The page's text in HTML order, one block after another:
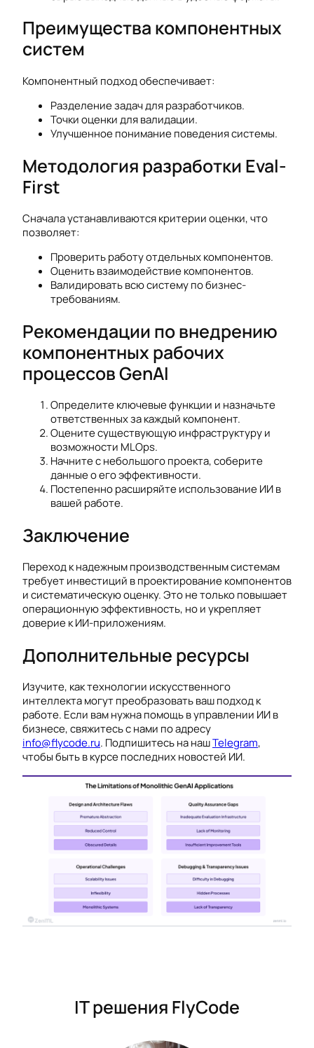
Преимущества компонентных
систем
Компонентный подход обеспечивает:
Разделение задач для разработчиков.
Точки оценки для валидации.
Улучшенное понимание поведения системы.
Методология разработки Eval-
First
Сначала устанавливаются критерии оценки, что
позволяет:
Проверить работу отдельных компонентов.
Оценить взаимодействие компонентов.
Валидировать всю систему по бизнес-
требованиям.
Рекомендации по внедрению
компонентных рабочих
процессов GenAI
Определите ключевые функции и назначьте
ответственных за каждый компонент.
Оцените существующую инфраструктуру и
возможности MLOps.
Начните с небольшого проекта, соберите
данные о его эффективности.
Постепенно расширяйте использование ИИ в
вашей работе.
Заключение
Переход к надежным производственным системам
требует инвестиций в проектирование компонентов
и систематическую оценку. Это не только повышает
операционную эффективность, но и укрепляет
доверие к ИИ-приложениям.
Дополнительные ресурсы
Изучите, как технологии искусственного
интеллекта могут преобразовать ваш подход к
работе. Если вам нужна помощь в управлении ИИ в
бизнесе, свяжитесь с нами по адресу
info@flycode.ru. Подпишитесь на нашTelegram,
чтобы быть в курсе последних новостей ИИ.
IT решения FlyCode